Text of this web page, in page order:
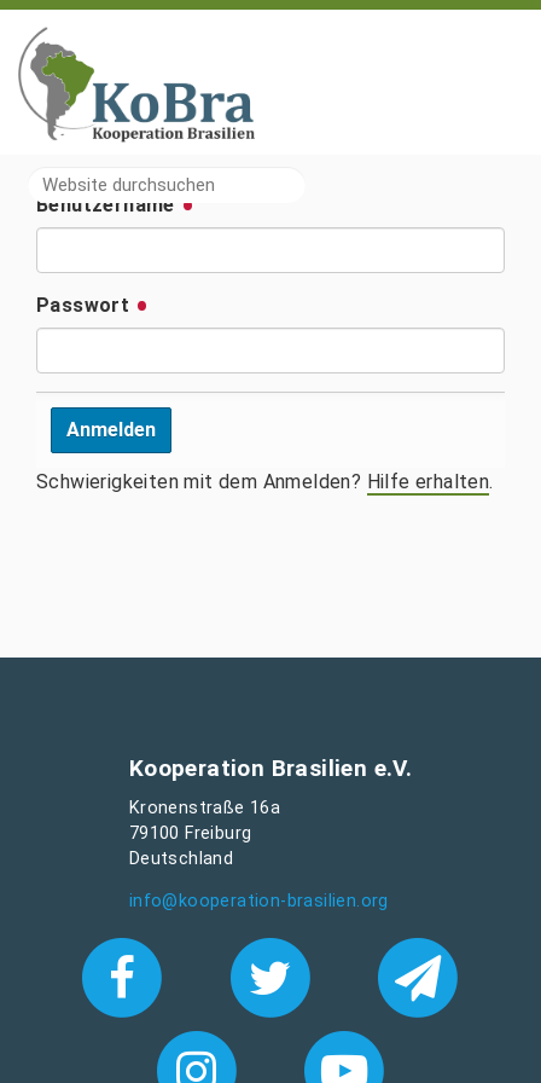
Website durchsuchen
Erweiterte Suche…
Benutzername
Passwort
Schwierigkeiten mit dem Anmelden? Hilfe erhalten.
Kooperation Brasilien e.V.
Kronenstraße 16a
79100 Freiburg
Deutschland
info@kooperation-brasilien.org